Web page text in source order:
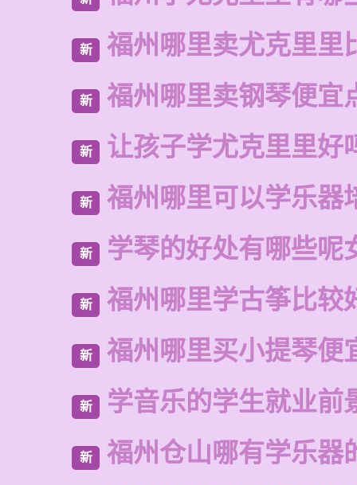
新 福州哪里卖尤克里里
新 福州哪里卖钢琴便宜
新 让孩子学尤克里里好
新 福州哪里可以学乐器
新 学琴的好处有哪些呢
新 福州哪里学古筝比较
新 福州哪里买小提琴便
新 学音乐的学生就业前
新 福州仓山哪有学乐器